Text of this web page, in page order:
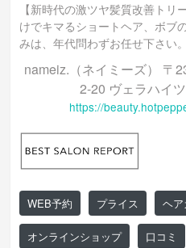
【新時代の激ツヤ髪質改善ト
けでキマるショートヘア、ボブ
みは、年代問わずお任せ下さい。
nameiz.（ネイミーズ） 〒
2-20 ヴェラハイ
https://
WEB予約 プライス ヘ
オンラインショップ 口コミ